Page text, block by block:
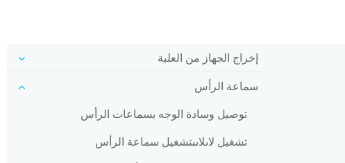
إخراج الجهاز من العلبة
سماعة الرأس
توصيل وسادة الوجه بسماعات الرأس
تشغيل لاىلاىىتشغيل سماعة الرأس